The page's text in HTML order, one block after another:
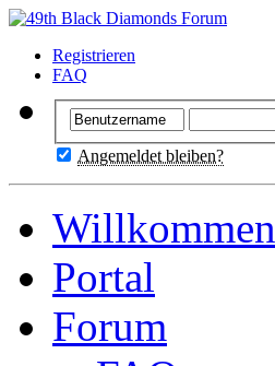
Registrieren
FAQ
Angemeldet bleiben?
Willkommen
Portal
Forum